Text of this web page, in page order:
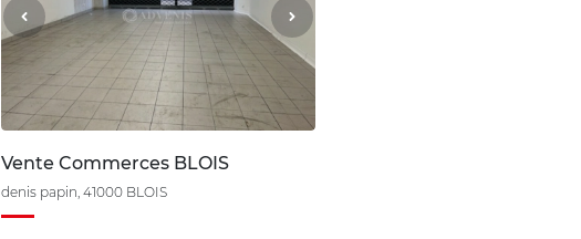
Vente Commerces BLOIS
denis papin, 41000 BLOIS